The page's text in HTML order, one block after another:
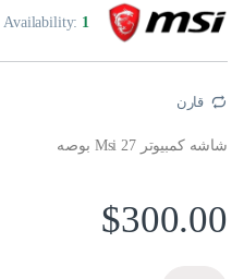
Availability: 1 متوفر في المخزون
قارن
شاشه كمبيوتر Msi 27 بوصه
$300.00